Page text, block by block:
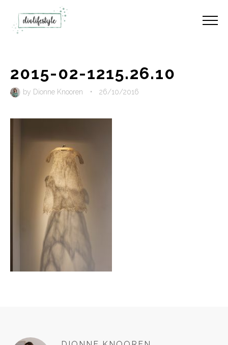
2015-02-1215.26.10
by Dionne Knooren • 26/10/2016